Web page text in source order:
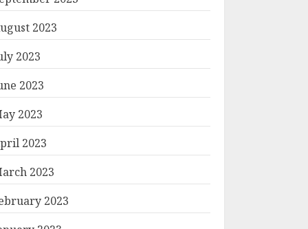
2023
2023
2023
2023
2023
2023
2023